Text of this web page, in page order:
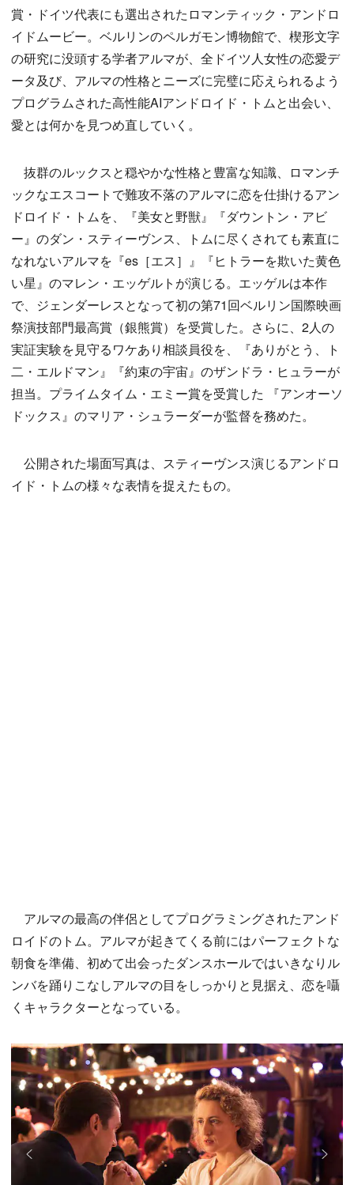
賞・ドイツ代表にも選出されたロマンティック・アンドロ
イドムービー。ベルリンのペルガモン博物館で、楔形文字
の研究に没頭する学者アルマが、全ドイツ人女性の恋愛デ
ータ及び、アルマの性格とニーズに完璧に応えられるよう
プログラムされた高性能AIアンドロイド・トムと出会い、
愛とは何かを見つめ直していく。
抜群のルックスと穏やかな性格と豊富な知識、ロマンチ
ックなエスコートで難攻不落のアルマに恋を仕掛けるアン
ドロイド・トムを、『美女と野獣』『ダウントン・アビ
ー』のダン・スティーヴンス、トムに尽くされても素直に
なれないアルマを『es［エス］』『ヒトラーを欺いた黄色
い星』のマレン・エッゲルトが演じる。エッゲルは本作
で、ジェンダーレスとなって初の第71回ベルリン国際映画
祭演技部門最高賞（銀熊賞）を受賞した。さらに、2人の
実証実験を見守るワケあり相談員役を、『ありがとう、ト
二・エルドマン』『約束の宇宙』のザンドラ・ヒュラーが
担当。プライムタイム・エミー賞を受賞した 『アンオーソ
ドックス』のマリア・シュラーダーが監督を務めた。
公開された場面写真は、スティーヴンス演じるアンドロ
イド・トムの様々な表情を捉えたもの。
アルマの最高の伴侶としてプログラミングされたアンド
ロイドのトム。アルマが起きてくる前にはパーフェクトな
朝食を準備、初めて出会ったダンスホールではいきなりル
ンバを踊りこなしアルマの目をしっかりと見据え、恋を囁
くキャラクターとなっている。